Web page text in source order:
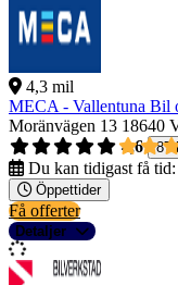
4,3 mil
MECA - Vallentuna Bil
Moränvägen 13 18640
4,6
87
Du kan tidigast få tid:
Öppettider
Få offerter
Detaljer